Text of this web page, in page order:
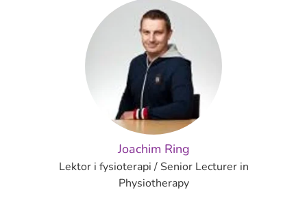
Joachim Ring
Lektor i fysioterapi / Senior Lecturer in
Physiotherapy